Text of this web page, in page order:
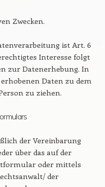
Zwecken.
ist Art. 6
Interesse folgt
zur Datenerhebung. In
Daten zu dem
zu ziehen.
der Vereinbarung
über das auf der
oder mittels
der